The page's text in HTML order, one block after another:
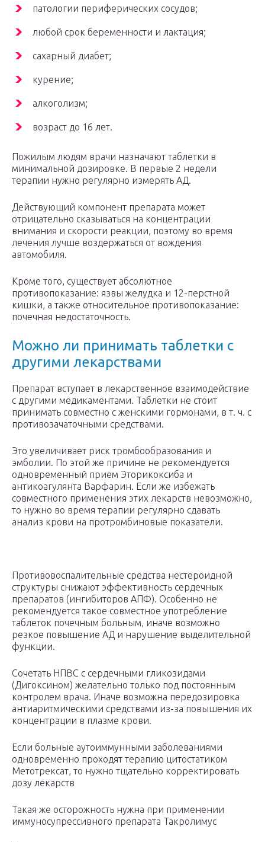
патологии периферических сосудов;
любой срок беременности и лактация;
сахарный диабет;
курение;
алкоголизм;
возраст до 16 лет.
Пожилым людям врачи назначают таблетки в
минимальной дозировке. В первые 2 недели
терапии нужно регулярно измерять АД.
Действующий компонент препарата может
отрицательно сказываться на концентрации
внимания и скорости реакции, поэтому во время
лечения лучше воздержаться от вождения
автомобиля.
Кроме того, существует абсолютное
противопоказание: язвы желудка и 12-перстной
кишки, а также относительное противопоказание:
почечная недостаточность.
Можно ли принимать таблетки с
другими лекарствами
Препарат вступает в лекарственное взаимодействие
с другими медикаментами. Таблетки не стоит
принимать совместно с женскими гормонами, в т. ч. с
противозачаточными средствами.
Это увеличивает риск тромбообразования и
эмболии. По этой же причине не рекомендуется
одновременный прием Эторикоксиба и
антикоагулянта Варфарин. Если же избежать
совместного применения этих лекарств невозможно,
то нужно во время терапии регулярно сдавать
анализ крови на протромбиновые показатели.
Противовоспалительные средства нестероидной
структуры снижают эффективность сердечных
препаратов (ингибиторов АПФ). Особенно не
рекомендуется такое совместное употребление
таблеток почечным больным, иначе возможно
резкое повышение АД и нарушение выделительной
функции.
Сочетать НПВС с сердечными гликозидами
(Дигоксином) желательно только под постоянным
контролем врача. Иначе возможна передозировка
антиаритмическими средствами из-за повышения их
концентрации в плазме крови.
Если больные аутоиммунными заболеваниями
одновременно проходят терапию цитостатиком
Метотрексат, то нужно тщательно корректировать
дозу лекарств
Такая же осторожность нужна при применении
иммуносупрессивного препарата Такролимус